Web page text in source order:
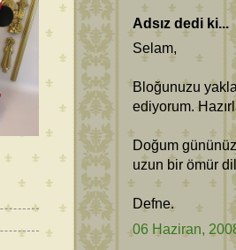
Adsız dedi ki...
Selam,
Bloğunuzu
ediyorum.
Doğum
uzun bir ömür
Defne.
06 Haziran,